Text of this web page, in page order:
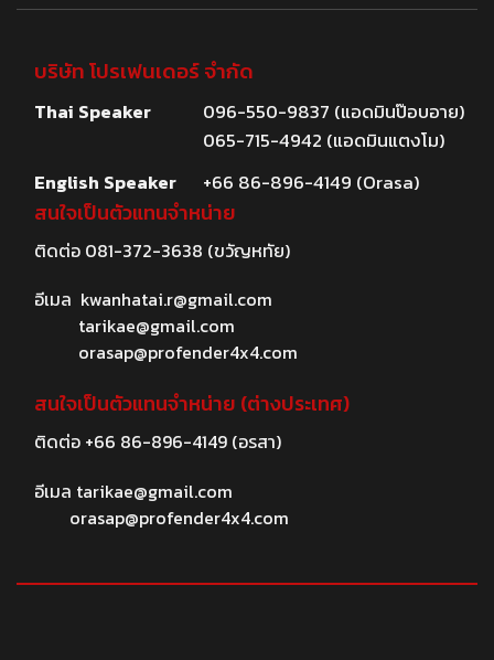
บริษัท โปรเฟนเดอร์ จำกัด
Thai Speaker
096-550-9837 (แอดมินป๊อบอาย)
065-715-4942 (แอดมินแตงโม)
English Speaker
+66 86-896-4149 (Orasa)
สนใจเป็นตัวแทนจำหน่าย
ติดต่อ 081-372-3638 (ขวัญหทัย)
อีเมล kwanhatai.r@gmail.com
tarikae@gmail.com
orasap@profender4x4.com
สนใจเป็นตัวแทนจำหน่าย (ต่างประเทศ)
ติดต่อ +66 86-896-4149(อรสา)
อีเมล tarikae@gmail.com
orasap@profender4x4.com